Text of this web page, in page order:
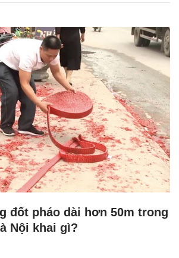
đốt pháo dài hơn 50m trong
Nội khai gì?